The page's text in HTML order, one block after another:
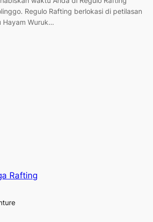
Regulo Rafting berlokasi di petilasan
Hayam Wuruk…
Rafting